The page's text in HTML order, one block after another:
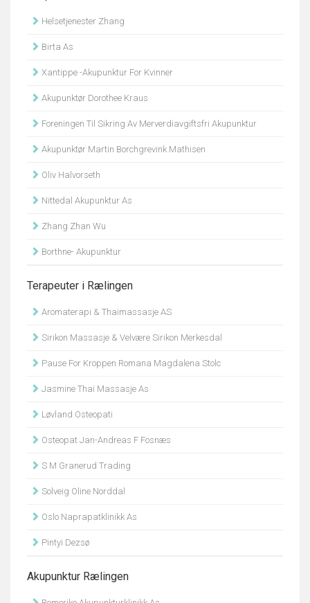
Helsetjenester Zhang
Birta As
Xantippe -Akupunktur For Kvinner
Akupunktør Dorothee Kraus
Foreningen Til Sikring Av Merverdiavgiftsfri Akupunktur
Akupunktør Martin Borchgrevink Mathisen
Oliv Halvorseth
Nittedal Akupunktur As
Zhang Zhan Wu
Borthne- Akupunktur
Terapeuter i Rælingen
Aromaterapi & Thaimassasje AS
Sirikon Massasje & Velvære Sirikon Merkesdal
Pause For Kroppen Romana Magdalena Stolc
Jasmine Thai Massasje As
Løvland Osteopati
Osteopat Jan-Andreas F Fosnæs
S M Granerud Trading
Solveig Oline Norddal
Oslo Naprapatklinikk As
Pintyi Dezsø
Akupunktur Rælingen